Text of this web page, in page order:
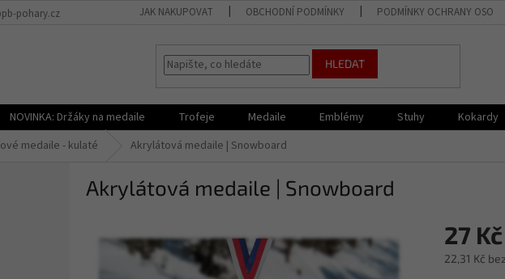
pohary.cz JAK NAKUPOVAT OBCHODNÍ PODMÍNKY PODMÍNKY OCHRANY
HLEDAT
NOVINKA: Držáky na medaile Trofeje Medaile Emblémy Stuhy Kokardy
medaile - kulaté Akrylátová medaile | Snowboard
Akrylátová medaile | Snowboard
27 Kč
22,31 Kč